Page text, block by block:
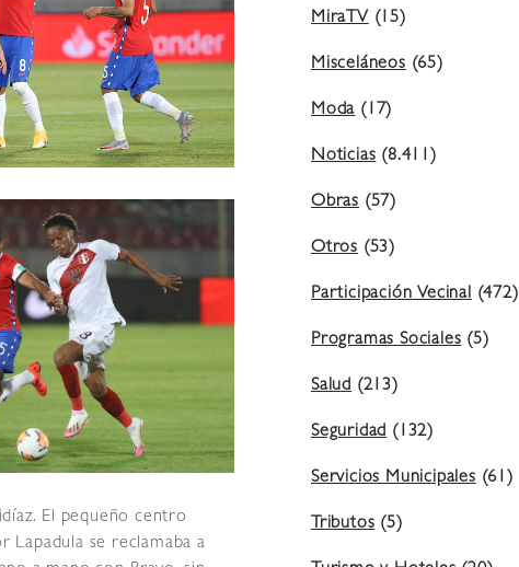
El pequeño centro
se reclamaba a
MiraTV(15)
Misceláneos(65)
Moda(17)
Noticias(8.411)
Obras (57)
Otros (53)
Participación Vecinal(472)
Programas Sociales(5)
Salud (213)
Seguridad(132)
Servicios Municipales(61)
Tributos(5)